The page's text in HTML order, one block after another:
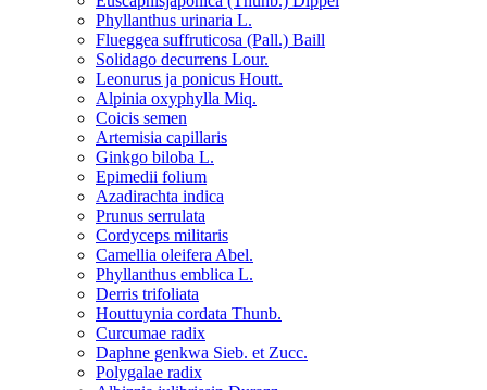
Phyllanthus urinaria L.
Flueggea suffruticosa (Pall.) Baill
Solidago decurrens Lour.
Leonurus ja ponicus Houtt.
Alpinia oxyphylla Miq.
Coicis semen
Artemisia capillaris
Ginkgo biloba L.
Epimedii folium
Azadirachta indica
Prunus serrulata
Cordyceps militaris
Camellia oleifera Abel.
Phyllanthus emblica L.
Derris trifoliata
Houttuynia cordata Thunb.
Curcumae radix
Daphne genkwa Sieb. et Zucc.
Polygalae radix